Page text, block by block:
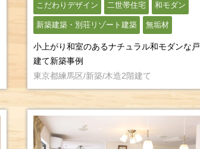
こだわりデザイン 二世帯住宅 和モダン
新築建築・別荘リゾート建築 無垢材
小上がり和室のあるナチュラル和モダンな戸
建て新築事例
東京都練馬区/新築/木造2階建て